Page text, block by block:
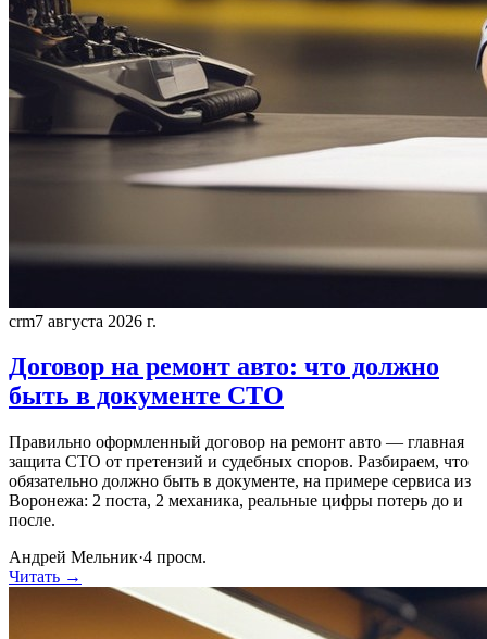
crm7 августа 2026 г.
Договор на ремонт авто: что должно
быть в документе СТО
Правильно оформленный договор на ремонт авто — главная
защита СТО от претензий и судебных споров. Разбираем, что
обязательно должно быть в документе, на примере сервиса из
Воронежа: 2 поста, 2 механика, реальные цифры потерь до и
после.
Андрей Мельник·4 просм.
Читать →